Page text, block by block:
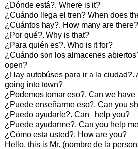
¿Dónde está?. Where is it?
¿Cuándo llega el tren? When does
¿Cuántos hay?. How many are there?
¿Por qué?. Why is that?
¿Para quién es?. Who is it for?
¿Cuándo son los almacenes
open?
¿Hay autobúses para ir a la ciudad?.
going into town?
¿Podemos tomar eso?. Can we have
¿Puede enseñarme eso?. Can you
¿Puedo ayudarle?. Can I help you?
¿Puede ayudarme?. Can you help
¿Cómo esta usted?. How are you?
Hello, this is Mr. (nombre de la